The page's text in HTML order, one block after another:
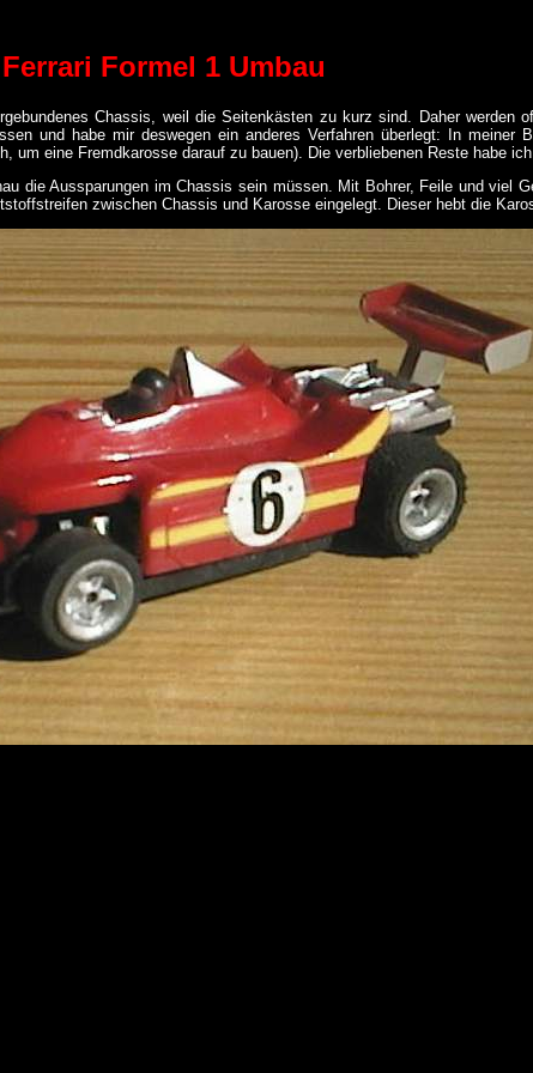
Ferrari Formel 1 Umbau
Chassis, weil die Seitenkästen zu kurz sind. Daher werden
und habe mir deswegen ein anderes Verfahren überlegt: In meiner
eine Fremdkarosse darauf zu bauen). Die verbliebenen Reste habe
die Aussparungen im Chassis sein müssen. Mit Bohrer, Feile und viel
zwischen Chassis und Karosse eingelegt. Dieser hebt die